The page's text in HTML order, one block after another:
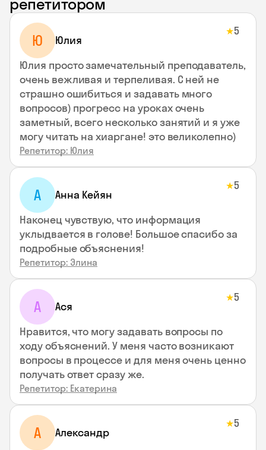
Ю Юлия
★5
Юлия просто замечательный преподаватель,
очень вежливая и терпеливая. С ней не
страшно ошибиться и задавать много
вопросов) прогресс на уроках очень
заметный, всего несколько занятий и я уже
могу читать на хиаргане! это великолепно)
Репетитор: Юлия
А Анна Кейян
★5
Наконец чувствую, что информация
уклыдвается в голове! Большое спасибо за
подробные объяснения!
Репетитор: Элина
А Ася
★5
Нравится, что могу задавать вопросы по
ходу объяснений. У меня часто возникают
вопросы в процессе и для меня очень ценно
получать ответ сразу же.
Репетитор: Екатерина
А Александр
★5